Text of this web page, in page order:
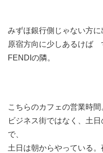
みずほ銀行側じゃない方に
原宿方向に少しあるけば
FENDIの隣。
こちらのカフェの営業時間
ビジネス街ではなく、土
で、
土日は朝からやっている